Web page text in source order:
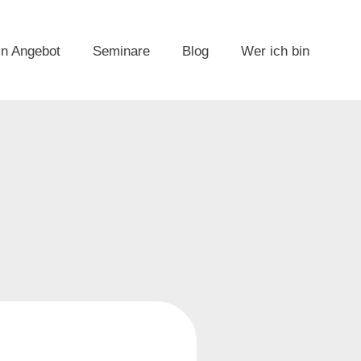
Angebot Seminare Blog Wer ich bin